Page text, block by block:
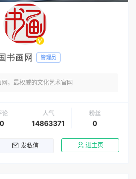
书画网 管理员
网，最权威的文化艺术官网
论
0
人气
14863371
粉丝
0
发私信 进主页